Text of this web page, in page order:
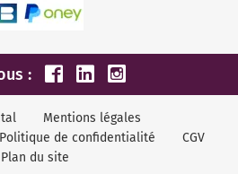
:
Mentions légales
Politique de confidentialité
CGV
Plan du site